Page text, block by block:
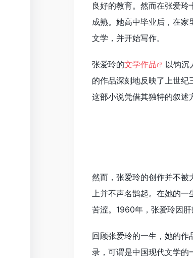
良好的教育。然而在张爱
成熟。她高中毕业后，在
文学，并开始写作。
张爱玲的文学作品
以钩沉
的作品深刻地反映了上世纪
这部小说凭借其独特的叙述
然而，张爱玲的创作并不被
上并不声名鹊起。在她的一
苦涩。1960年，张爱玲因
回顾张爱玲的一生，她的
录，可谓是中国现代文学的